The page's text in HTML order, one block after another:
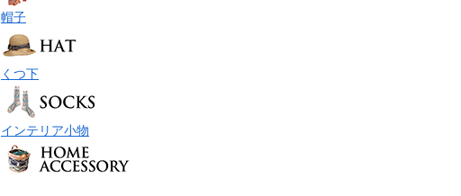
帽子
くつ下
インテリア小物